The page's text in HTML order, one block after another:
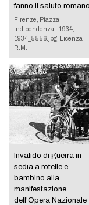
fanno il saluto romano
Firenze, Piazza
Indipendenza - 1934,
1934_5556.jpg, Licenza
R.M.
Invalido di guerra in
sedia a rotelle e
bambino alla
manifestazione
dell'Opera Nazionale